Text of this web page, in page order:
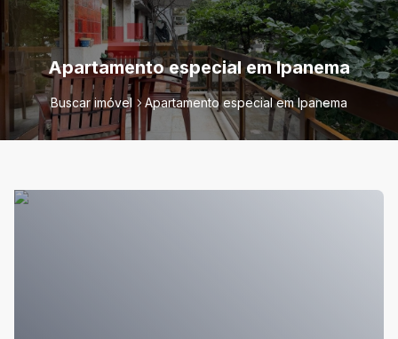
Apartamento especial em Ipanema
Buscar imóvel Apartamento especial em Ipanema